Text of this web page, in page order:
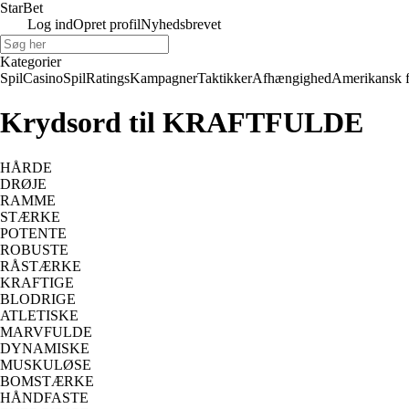
StarBet
Log indOpret profilNyhedsbrevet
Kategorier
SpilCasinoSpilRatingsKampagnerTaktikkerAfhængighedAmerikansk
Krydsord til KRAFTFULDE
HÅRDE
DRØJE
RAMME
STÆRKE
POTENTE
ROBUSTE
RÅSTÆRKE
KRAFTIGE
BLODRIGE
ATLETISKE
MARVFULDE
DYNAMISKE
MUSKULØSE
BOMSTÆRKE
HÅNDFASTE